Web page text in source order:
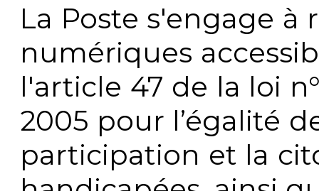
La Poste s'engage à
numériques
l'article 47 de la loi
2005 pour l’égalité
participation et la